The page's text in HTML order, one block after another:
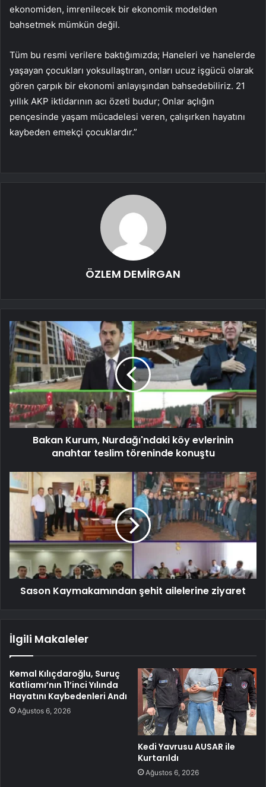
ekonomiden, imrenilecek bir ekonomik modelden
bahsetmek mümkün değil.
Tüm bu resmi verilere baktığımızda; Haneleri ve hanelerde
yaşayan çocukları yoksullaştıran, onları ucuz işgücü olarak
gören çarpık bir ekonomi anlayışından bahsedebiliriz. 21
yıllık AKP iktidarının acı özeti budur; Onlar açlığın
pençesinde yaşam mücadelesi veren, çalışırken hayatını
kaybeden emekçi çocuklardır.”
ÖZLEM DEMİRGAN
Bakan Kurum, Nurdağı'ndaki köy evlerinin
anahtar teslim töreninde konuştu
Sason Kaymakamından şehit ailelerine ziyaret
İlgili Makaleler
Kemal Kılıçdaroğlu, Suruç
Katliamı’nın 11’inci Yılında
Hayatını Kaybedenleri Andı
Ağustos 6, 2026
Kedi Yavrusu AUSAR ile
Kurtarıldı
Ağustos 6, 2026